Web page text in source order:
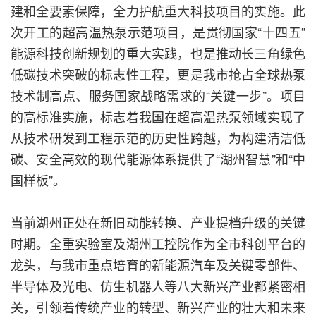
建和全要素保障，全力护航重大科技项目的实施。此
次开工的超高温热泵示范项目，是贯彻国家“十四五”
能源科技创新规划的重大实践，也是推动长三角绿色
低碳技术突破的标志性工程，更是我市抢占全球热泵
技术制高点、服务国家战略需求的“关键一步”。项目
的高标准实施，标志着我国在超高温热泵领域实现了
从技术研发到工程示范的历史性跨越，为构建清洁低
碳、安全高效的现代能源体系提供了“湖州智慧”和“中
国样板”。
当前湖州正处在新旧动能转换、产业提档升级的关键
时期。全重实验室及湖州工控院作为全市科创平台的
龙头，与我市重点培育的新能源汽车及关键零部件、
半导体及光电、仿生机器人等八大新兴产业都紧密相
关，引领着传统产业的转型、新兴产业的壮大和未来